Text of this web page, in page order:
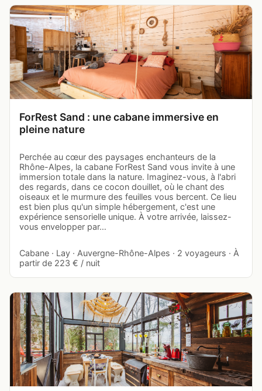
ForRest Sand : une cabane immersive en
pleine nature
Perchée au cœur des paysages enchanteurs de la
Rhône-Alpes, la cabane ForRest Sand vous invite à une
immersion totale dans la nature. Imaginez-vous, à l'abri
des regards, dans ce cocon douillet, où le chant des
oiseaux et le murmure des feuilles vous bercent. Ce lieu
est bien plus qu'un simple hébergement, c'est une
expérience sensorielle unique. À votre arrivée, laissez-
vous envelopper par…
Cabane · Lay · Auvergne-Rhône-Alpes · 2 voyageurs · À
partir de 223 € / nuit